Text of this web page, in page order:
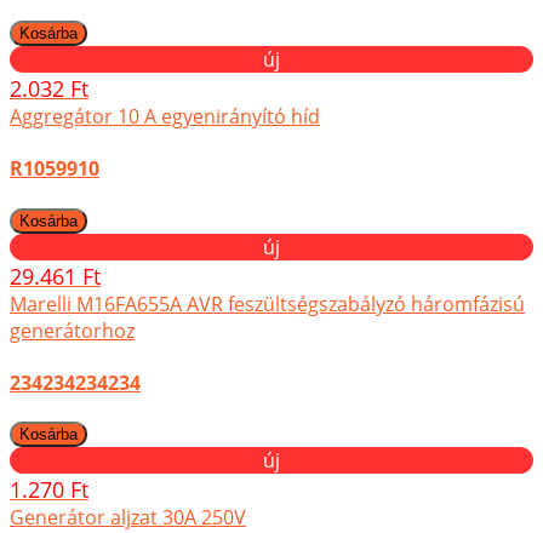
új
2.032 Ft
Aggregátor 10 A egyenirányító híd
R1059910
új
29.461 Ft
Marelli M16FA655A AVR feszültségszabályzó háromfázisú
generátorhoz
234234234234
új
1.270 Ft
Generátor aljzat 30A 250V